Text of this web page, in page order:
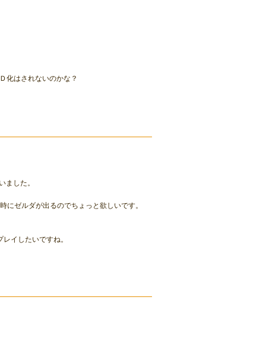
化はされないのかな？
ました。
ゼルダが出るのでちょっと欲しいです。
イしたいですね。